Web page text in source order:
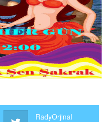
RadyOrjinal